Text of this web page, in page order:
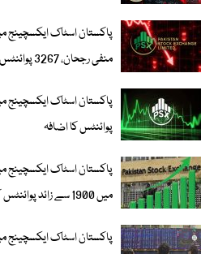
پاکستان اسٹاک ایکسچینج
منفی رجحان، 3267 پوائنٹس کی کمی
پوائنٹس کا اضافہ
میں 1900 سے زائد پوائنٹس کا اضافہ